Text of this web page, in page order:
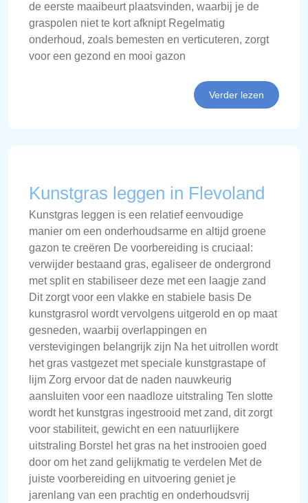
de eerste maaibeurt plaatsvinden, waarbij je de
graspolen niet te kort afknipt Regelmatig
onderhoud, zoals bemesten en verticuteren, zorgt
voor een gezond en mooi gazon
Verder lezen
Kunstgras leggen in Flevoland
Kunstgras leggen is een relatief eenvoudige
manier om een onderhoudsarme en altijd groene
gazon te creëren De voorbereiding is cruciaal:
verwijder bestaand gras, egaliseer de ondergrond
met split en stabiliseer deze met een laagje zand
Dit zorgt voor een vlakke en stabiele basis De
kunstgrasrol wordt vervolgens uitgerold en op maat
gesneden, waarbij overlappingen en
verstevigingen belangrijk zijn Na het uitrollen wordt
het gras vastgezet met speciale kunstgrastape of
lijm Zorg ervoor dat de naden nauwkeurig
aansluiten voor een naadloze uitstraling Ten slotte
wordt het kunstgras ingestrooid met zand, dit zorgt
voor stabiliteit, gewicht en een natuurlijkere
uitstraling Borstel het gras na het instrooien goed
door om het zand gelijkmatig te verdelen Met de
juiste voorbereiding en uitvoering geniet je
jarenlang van een prachtig en onderhoudsvrij